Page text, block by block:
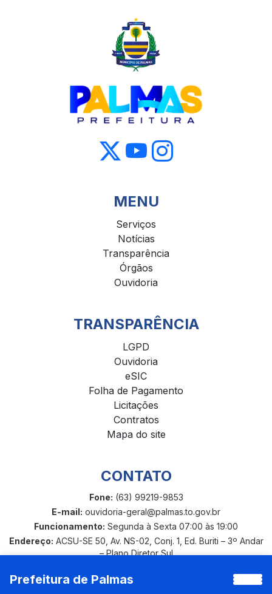
Prefeitura de Palmas
MENU
Serviços
Notícias
Transparência
Órgãos
Ouvidoria
TRANSPARÊNCIA
LGPD
Ouvidoria
eSIC
Folha de Pagamento
Licitações
Contratos
Mapa do site
CONTATO
Fone: (63) 99219-9853
E-mail: ouvidoria-geral@palmas.to.gov.br
Funcionamento: Segunda à Sexta 07:00 às 19:00
Endereço: ACSU-SE 50, Av. NS-02, Conj. 1, Ed. Buriti – 3º Andar
– Plano Diretor Sul